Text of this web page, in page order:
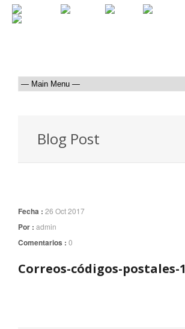
Blog Post
Fecha : 26 Oct 2017
Por : admin
Comentarios : 0
Correos-códigos-postales-1